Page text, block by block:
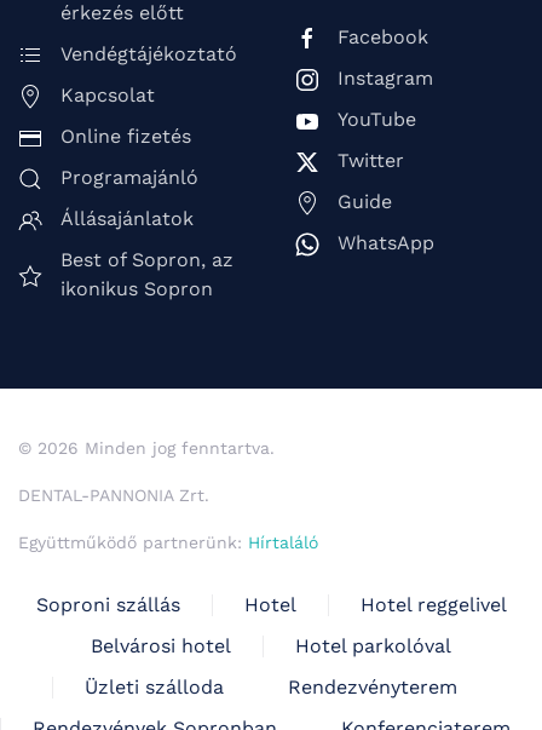
érkezés előtt
Vendégtájékoztató
Kapcsolat
Online fizetés
Programajánló
Állásajánlatok
Best of Sopron, az
ikonikus Sopron
Facebook
Instagram
YouTube
Twitter
Guide
WhatsApp
© 2026 Minden jog fenntartva.
DENTAL-PANNONIA Zrt.
Együttműködő partnerünk: Hírtaláló
Soproni szállás Hotel
Hotel reggelivel
Belvárosi hotel
Hotel parkolóval
Üzleti szálloda
Rendezvényterem